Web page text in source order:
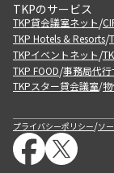
TKPのサービス
TKP貸会議室ネット/
TKP Hotels & Resorts/
TKPイベントネット/
TKP FOOD/事務局代行
TKPスター貸会議室/
プライバシーポリシー/ソ